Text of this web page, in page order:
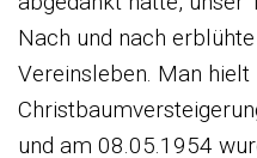
Nach und nach
Vereinsleben. Man hielt
und am 08.05.1954